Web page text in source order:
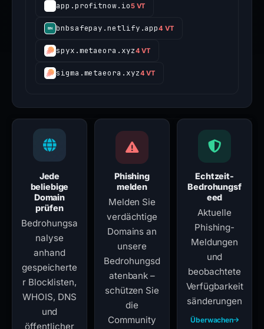
app.profitnow.io5 VT
bnbsafepay.netlify.app4 VT
spyx.metaeora.xyz4 VT
sigma.metaeora.xyz4 VT
Jede
beliebige
Domain
prüfen
Bedrohungsa
nalyse
anhand
gespeicherte
r Blocklisten,
WHOIS, DNS
und
öffentlicher
Phishing
melden
Melden Sie
verdächtige
Domains an
unsere
Bedrohungsd
atenbank –
schützen Sie
die
Community
Echtzeit-
Bedrohungsf
eed
Aktuelle
Phishing-
Meldungen
und
beobachtete
Verfügbarkeit
sänderungen
Überwachen